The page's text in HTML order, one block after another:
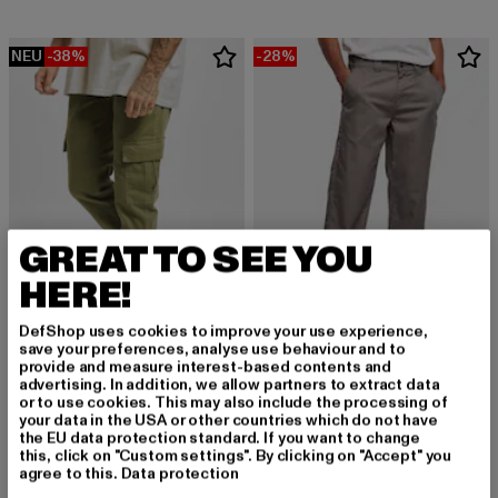
NEU -38%
URBAN CLASSICS
Washed Cargo Twill Jogging
37,19 EUR
Derzeitiger Preis: 37,19 EUR
59,99 EURAktionspreis: 59,99 EUR
-28%
URBAN CLASSICS
Classic Workwear
35,99 EUR
Derzeitiger Preis: 35,99 EUR
49,99 EURAktionspreis:
GREAT TO SEE YOU
HERE!
DefShop uses cookies to improve your use experience,
save your preferences, analyse use behaviour and to
provide and measure interest-based contents and
advertising. In addition, we allow partners to extract data
or to use cookies. This may also include the processing of
your data in the USA or other countries which do not have
the EU data protection standard. If you want to change
this, click on "Custom settings". By clicking on "Accept" you
agree to this. Data protection